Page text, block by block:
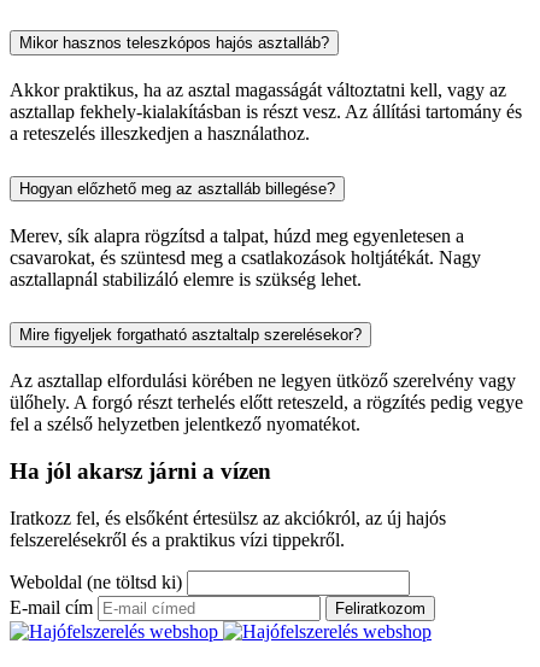
Mikor hasznos teleszkópos hajós asztalláb?
Akkor praktikus, ha az asztal magasságát változtatni kell, vagy az
asztallap fekhely-kialakításban is részt vesz. Az állítási tartomány és
a reteszelés illeszkedjen a használathoz.
Hogyan előzhető meg az asztalláb billegése?
Merev, sík alapra rögzítsd a talpat, húzd meg egyenletesen a
csavarokat, és szüntesd meg a csatlakozások holtjátékát. Nagy
asztallapnál stabilizáló elemre is szükség lehet.
Mire figyeljek forgatható asztaltalp szerelésekor?
Az asztallap elfordulási körében ne legyen ütköző szerelvény vagy
ülőhely. A forgó részt terhelés előtt reteszeld, a rögzítés pedig vegye
fel a szélső helyzetben jelentkező nyomatékot.
Ha jól akarsz járni a vízen
Iratkozz fel, és elsőként értesülsz az akciókról, az új hajós
felszerelésekről és a praktikus vízi tippekről.
Weboldal (ne töltsd ki)
E-mail cím
Feliratkozom